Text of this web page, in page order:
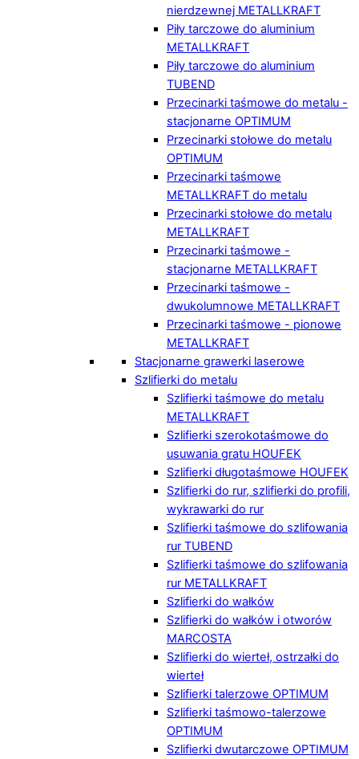
nierdzewnej METALLKRAFT
Piły tarczowe do aluminium
METALLKRAFT
Piły tarczowe do aluminium
TUBEND
Przecinarki taśmowe do metalu -
stacjonarne OPTIMUM
Przecinarki stołowe do metalu
OPTIMUM
Przecinarki taśmowe
METALLKRAFT do metalu
Przecinarki stołowe do metalu
METALLKRAFT
Przecinarki taśmowe -
stacjonarne METALLKRAFT
Przecinarki taśmowe -
dwukolumnowe METALLKRAFT
Przecinarki taśmowe - pionowe
METALLKRAFT
Stacjonarne grawerki laserowe
Szlifierki do metalu
Szlifierki taśmowe do metalu
METALLKRAFT
Szlifierki szerokotaśmowe do
usuwania gratu HOUFEK
Szlifierki długotaśmowe HOUFEK
Szlifierki do rur, szlifierki do profili,
wykrawarki do rur
Szlifierki taśmowe do szlifowania
rur TUBEND
Szlifierki taśmowe do szlifowania
rur METALLKRAFT
Szlifierki do wałków
Szlifierki do wałków i otworów
MARCOSTA
Szlifierki do wierteł, ostrzałki do
wierteł
Szlifierki talerzowe OPTIMUM
Szlifierki taśmowo-talerzowe
OPTIMUM
Szlifierki dwutarczowe OPTIMUM